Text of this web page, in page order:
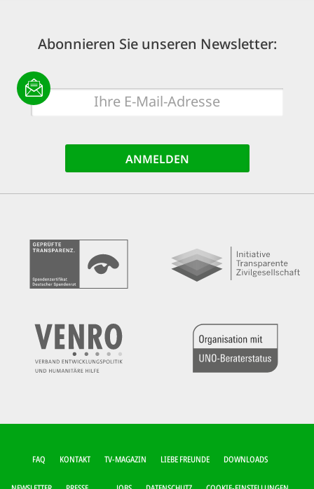
Abonnieren Sie unseren Newsletter:
E-
Mail
FUSSZEILEN-M
ENÜ
FAQ KONTAKT TV-MAGAZIN LIEBE FREUNDE DOWNLOADS